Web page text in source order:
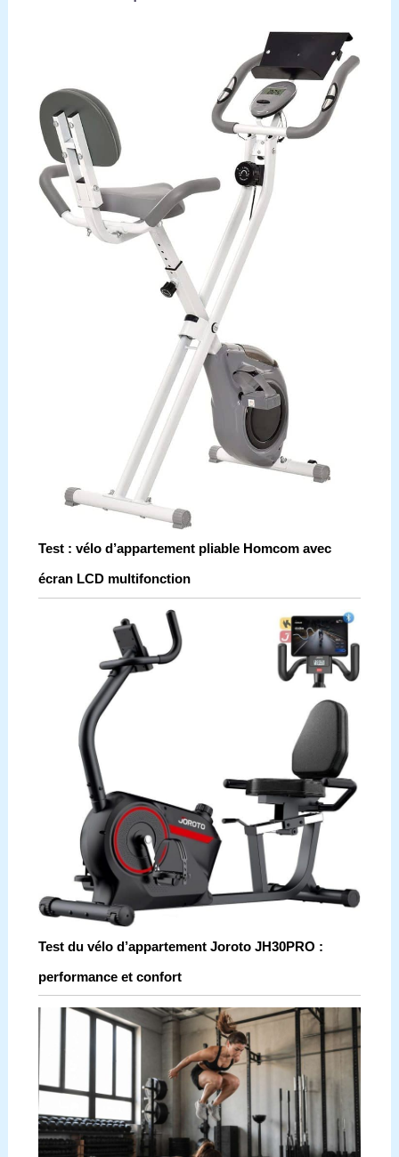
Test : vélo d’appartement pliable Homcom avec
écran LCD multifonction
Test du vélo d’appartement Joroto JH30PRO :
performance et confort